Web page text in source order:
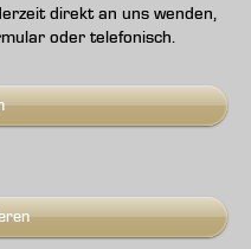
direkt an uns wenden,
oder telefonisch.